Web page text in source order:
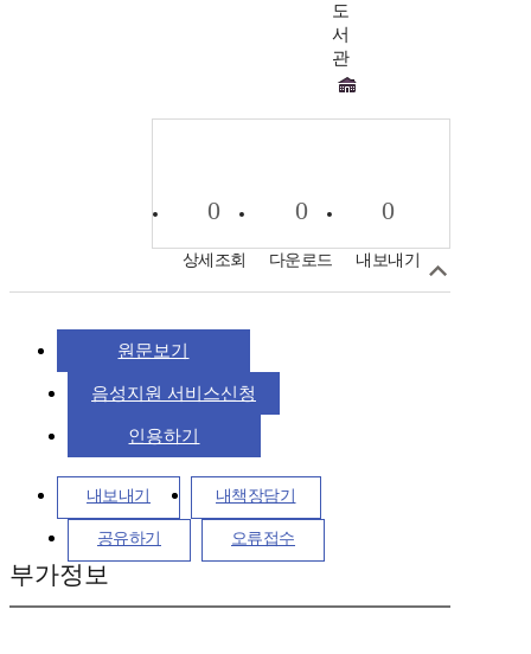
도
서
관
0
상세조회
0
다운로드
0
내보내기
원문보기
음성지원 서비스신청
인용하기
내보내기 내책장담기
공유하기 오류접수
부가정보